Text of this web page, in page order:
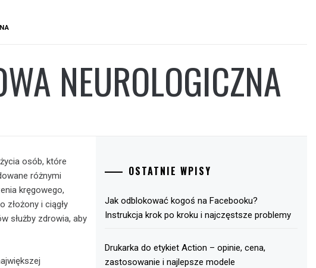
NEUROLOGICZNA
osób, które
różnymi
kręgowego,
złożony i ciągły
służby zdrowia, aby
OSTATNIE WPISY
Jak odblokować kogoś na Facebooku?
Instrukcja krok po kroku i najczęstsze problemy
Drukarka do etykiet Action – opinie, cena,
zastosowanie i najlepsze modele